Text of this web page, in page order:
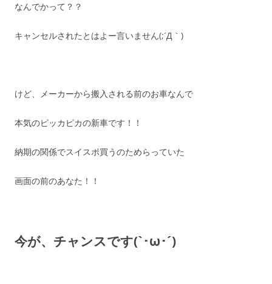
なんでかって？？
キャンセルされたとはよー言いません(;´Д｀)
けど、メーカーから搬入される前のお車なんで
本気のピッカピカの新車です！！
納期の関係でスイスポ買うのためらっていた
画面の前のあなた！！
今が、チャンスです(`･ω･´)